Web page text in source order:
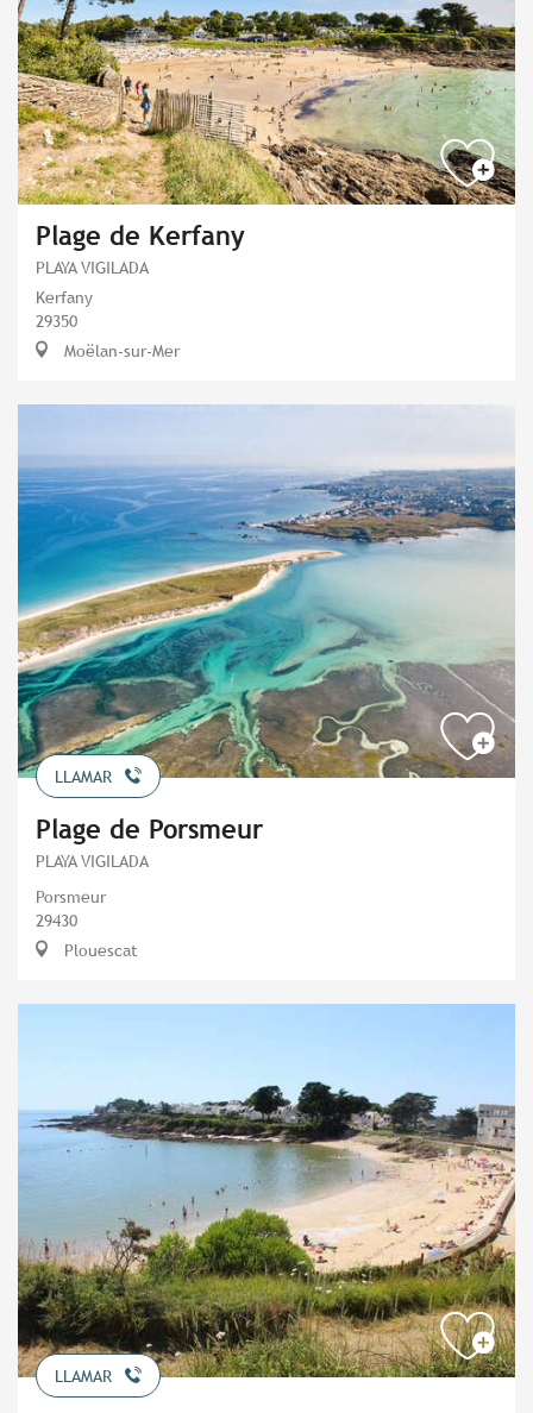
Plage de Kerfany
PLAYA VIGILADA
Kerfany
29350
Moëlan-sur-Mer
LLAMAR
Plage de Porsmeur
PLAYA VIGILADA
Porsmeur
29430
Plouescat
LLAMAR